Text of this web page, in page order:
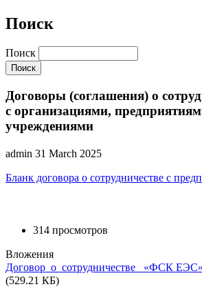
Поиск
Поиск
Договоры (соглашения) о
с организациями,
учреждениями
admin 31 March 2025
Бланк договора о сотрудничестве с
314 просмотров
Вложения
Договор_о_сотрудничестве_ «ФСК
(529.21 КБ)